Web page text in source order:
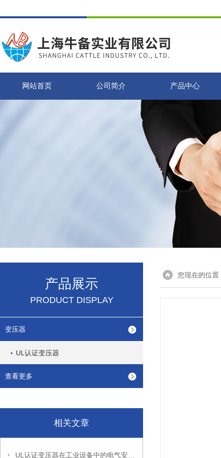
网站首页 公司简介 产品中心
产品展示
PRODUCT DISPLAY
变压器
UL认证变压器
查看更多
相关文章
您现在的位置